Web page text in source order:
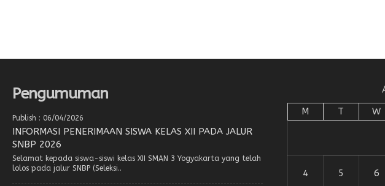
Pengumuman
Publish : 06/04/2026
INFORMASI PENERIMAAN SISWA KELAS XII PADA JALUR
SNBP 2026
Selamat kepada siswa-siswi kelas XII SMAN 3 Yogyakarta yang telah
lolos pada jalur SNBP (Seleksi..
M T W
4 5 6